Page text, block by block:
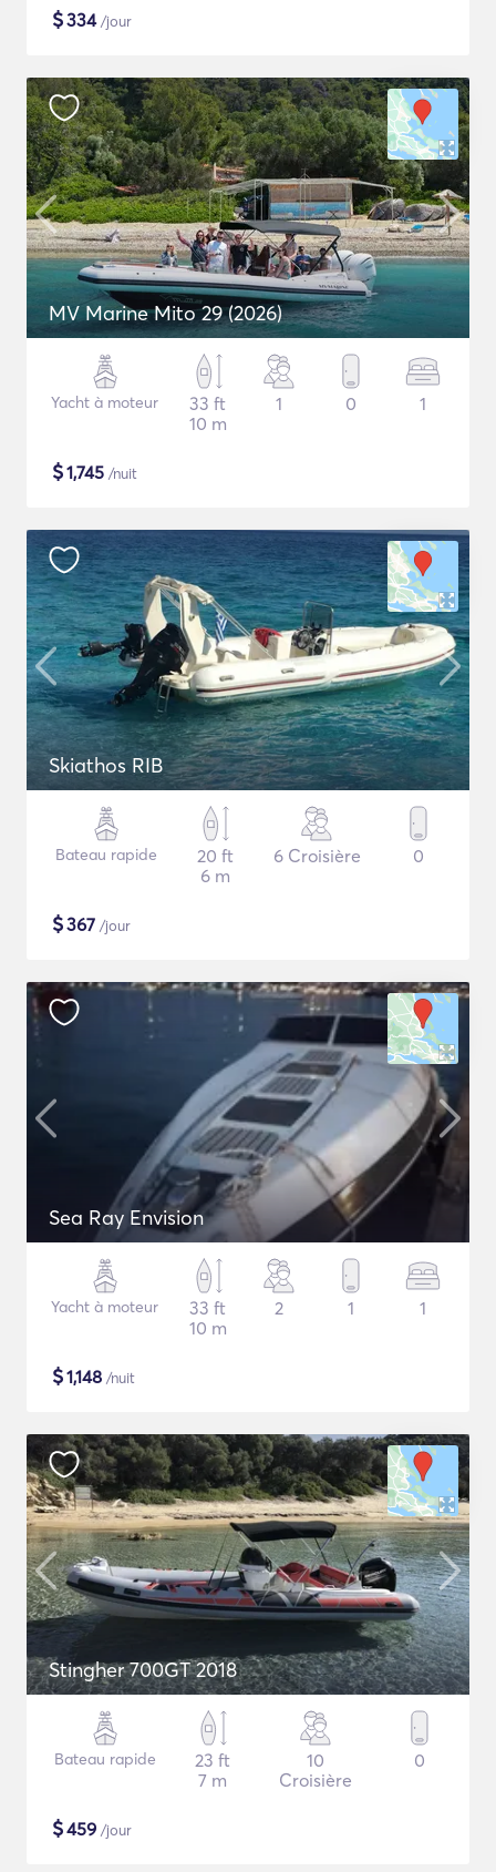
$334/jour
MV Marine Mito 29 (2026)
Yacht à moteur
33 ft
10 m
1 0 1
$1,745 /nuit
Skiathos RIB
Bateau rapide
20 ft
6 m
6 Croisière 0
$367 /jour
Sea Ray Envision
Yacht à moteur
33 ft
10 m
2 1 1
$1,148 /nuit
Stingher 700GT 2018
Bateau rapide
23 ft
7 m
10
Croisière
0
$459 /jour